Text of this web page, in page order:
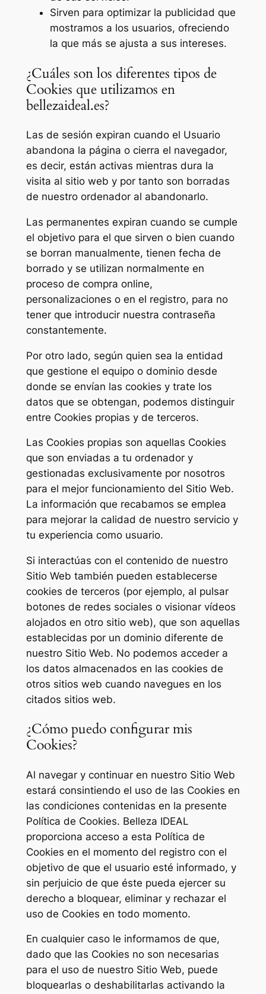
Sirven para optimizar la publicidad que
mostramos a los usuarios, ofreciendo
la que más se ajusta a sus intereses.
¿Cuáles son los diferentes tipos de
Cookies que utilizamos en
bellezaideal.es?
Las de sesión expiran cuando el Usuario
abandona la página o cierra el navegador,
es decir, están activas mientras dura la
visita al sitio web y por tanto son borradas
de nuestro ordenador al abandonarlo.
Las permanentes expiran cuando se cumple
el objetivo para el que sirven o bien cuando
se borran manualmente, tienen fecha de
borrado y se utilizan normalmente en
proceso de compra online,
personalizaciones o en el registro, para no
tener que introducir nuestra contraseña
constantemente.
Por otro lado, según quien sea la entidad
que gestione el equipo o dominio desde
donde se envían las cookies y trate los
datos que se obtengan, podemos distinguir
entre Cookies propias y de terceros.
Las Cookies propias son aquellas Cookies
que son enviadas a tu ordenador y
gestionadas exclusivamente por nosotros
para el mejor funcionamiento del Sitio Web.
La información que recabamos se emplea
para mejorar la calidad de nuestro servicio y
tu experiencia como usuario.
Si interactúas con el contenido de nuestro
Sitio Web también pueden establecerse
cookies de terceros (por ejemplo, al pulsar
botones de redes sociales o visionar vídeos
alojados en otro sitio web), que son aquellas
establecidas por un dominio diferente de
nuestro Sitio Web. No podemos acceder a
los datos almacenados en las cookies de
otros sitios web cuando navegues en los
citados sitios web.
¿Cómo puedo configurar mis
Cookies?
Al navegar y continuar en nuestro Sitio Web
estará consintiendo el uso de las Cookies en
las condiciones contenidas en la presente
Política de Cookies. Belleza IDEAL
proporciona acceso a esta Política de
Cookies en el momento del registro con el
objetivo de que el usuario esté informado, y
sin perjuicio de que éste pueda ejercer su
derecho a bloquear, eliminar y rechazar el
uso de Cookies en todo momento.
En cualquier caso le informamos de que,
dado que las Cookies no son necesarias
para el uso de nuestro Sitio Web, puede
bloquearlas o deshabilitarlas activando la